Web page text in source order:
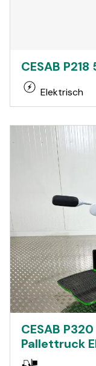
CESAB
Elektrisch
CESAB
Pallettruck